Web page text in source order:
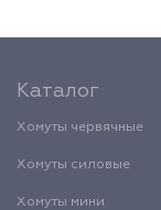
Каталог
Хомуты червячные
Хомуты силовые
Хомуты мини